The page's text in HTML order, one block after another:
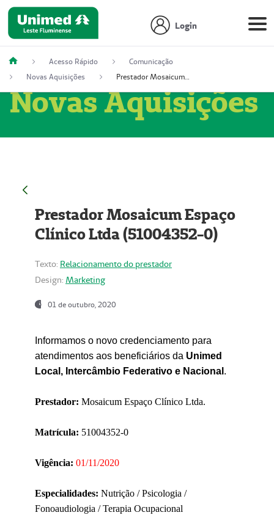
Login
Acesso Rápido
Comunicação
Novas Aquisições
Prestador Mosaicum Espaço Clínico Ltda (51004352-0)
Novas Aquisições
Prestador Mosaicum Espaço
Clínico Ltda (51004352-0)
Texto: Relacionamento do prestador
Design: Marketing
01 de outubro, 2020
Informamos o novo credenciamento para
atendimentos aos beneficiários da Unimed
Local, Intercâmbio Federativo e Nacional .
Prestador: Mosaicum Espaço Clínico Ltda.
Matrícula: 51004352-0
Vigência: 01/11/2020
Especialidades: Nutrição / Psicologia /
Fonoaudiologia / Terapia Ocupacional